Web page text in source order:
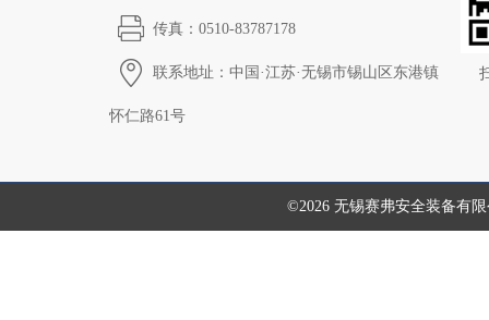
传真：0510-83787178
联系地址：中国·江苏·无锡市锡山区东港镇
怀仁路61号
©2026 无锡赛弗安全装备有